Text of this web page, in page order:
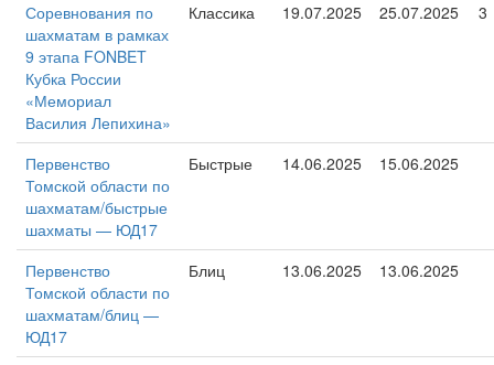
Соревнования по
шахматам в рамках
9 этапа FONBET
Кубка России
«Мемориал
Василия Лепихина»
Классика 19.07.2025 25.07.2025 3
Первенство
Томской области по
шахматам/быстрые
шахматы — ЮД17
Быстрые 14.06.2025 15.06.2025
Первенство
Томской области по
шахматам/блиц —
ЮД17
Блиц 13.06.2025 13.06.2025